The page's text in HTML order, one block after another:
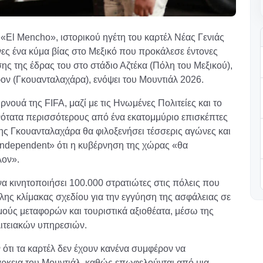
Mencho», ιστορικού ηγέτη του καρτέλ Νέας Γενιάς
ένα κύμα βίας στο Μεξικό που προκάλεσε έντονες
της έδρας του στο στάδιο Αζτέκα (Πόλη του Μεξικού),
(Γκουανταλαχάρα), ενόψει του Μουντιάλ 2026.
της FIFA, μαζί με τις Ηνωμένες Πολιτείες και το
περισσότερους από ένα εκατομμύριο επισκέπτες
Γκουανταλαχάρα θα φιλοξενήσει τέσσερις αγώνες και
ότι η κυβέρνηση της χώρας «θα
100.000 στρατιώτες στις πόλεις που
κλίμακας σχεδίου για την εγγύηση της ασφάλειας σε
μεταφορών και τουριστικά αξιοθέατα, μέσω της
υπηρεσιών.
τα καρτέλ δεν έχουν κανένα συμφέρον να